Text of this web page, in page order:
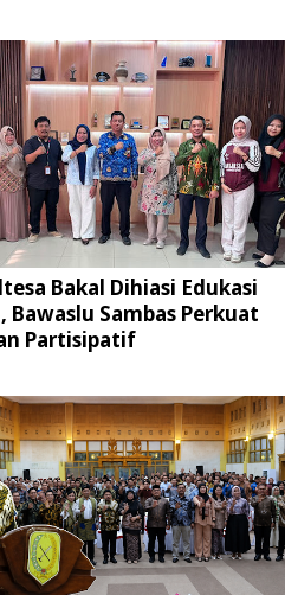
Bakal Dihiasi Edukasi
Bawaslu Sambas Perkuat
Partisipatif